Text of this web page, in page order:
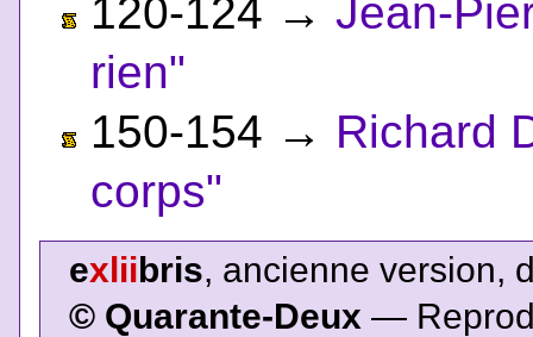
120-124 → Jean-
rien"
150-154 → Richard
corps"
exliibris, ancienne version,
© Quarante-Deux —